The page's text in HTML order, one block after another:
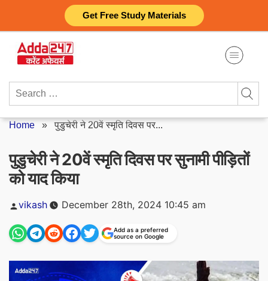
Get Free Study Materials
content
Search
Home »पुडुचेरी ने 20वें स्मृति दिवस पर...
पुडुचेरी ने 20वें स्मृति दिवस पर सुनामी पीड़ितों
को याद किया
Posted
vikash December 28th, 2024 10:45 am
Add as a preferred
source on Google